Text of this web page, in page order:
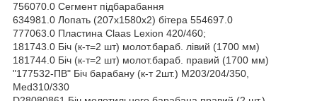
756070.0 Сегмент підбарабання
634981.0 Лопать (207х1580х2) бітера 554697.0
777063.0 Пластина Claas Lexion 420/460;
181743.0 Біч (к-т=2 шт) молот.бараб. лівий (1700 мм)
181744.0 Біч (к-т=2 шт) молот.бараб. правий (1700 мм)
"177532-ПВ" Біч барабану (к-т 2шт.) М203/204/350,
Med310/330